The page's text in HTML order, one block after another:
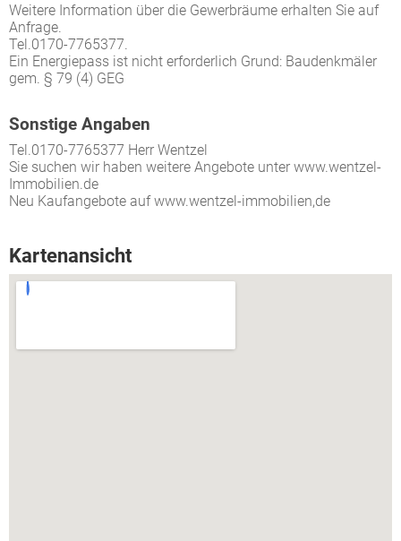
Weitere Information über die Gewerbräume erhalten Sie auf
Anfrage.
Tel.0170-7765377.
Ein Energiepass ist nicht erforderlich Grund: Baudenkmäler
gem. § 79 (4) GEG
Sonstige Angaben
Tel.0170-7765377 Herr Wentzel
Sie suchen wir haben weitere Angebote unter www.wentzel-
Immobilien.de
Neu Kaufangebote auf www.wentzel-immobilien,de
Kartenansicht